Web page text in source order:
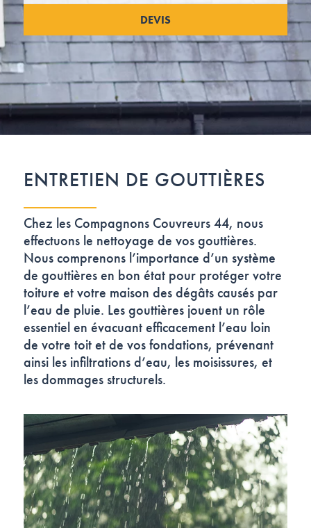
DEVIS
ENTRETIEN DE GOUTTIÈRES
Chez les Compagnons Couvreurs 44, nous
effectuons le nettoyage de vos gouttières.
Nous comprenons l’importance d’un système
de gouttières en bon état pour protéger votre
toiture et votre maison des dégâts causés par
l’eau de pluie. Les gouttières jouent un rôle
essentiel en évacuant efficacement l’eau loin
de votre toit et de vos fondations, prévenant
ainsi les infiltrations d’eau, les moisissures, et
les dommages structurels.